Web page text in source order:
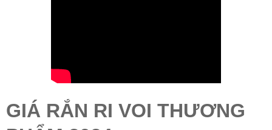
GIÁ RẮN RI VOI THƯƠNG